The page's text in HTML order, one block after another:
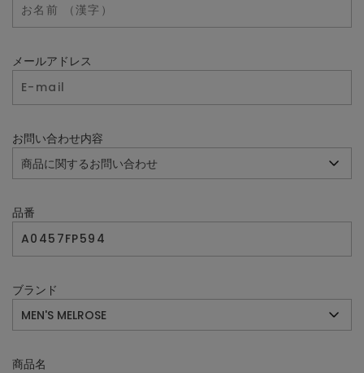
メールアドレス
お問い合わせ内容
品番
ブランド
商品名